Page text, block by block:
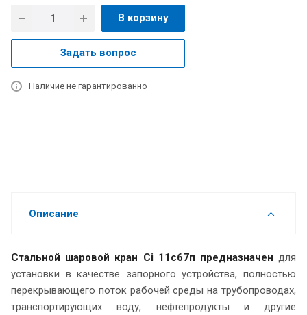
В корзину
Задать вопрос
Наличие не гарантированно
Описание
Стальной шаровой кран Ci 11c67п предназначен для
установки в качестве запорного устройства, полностью
перекрывающего поток рабочей среды на трубопроводах,
транспортирующих воду, нефтепродукты и другие